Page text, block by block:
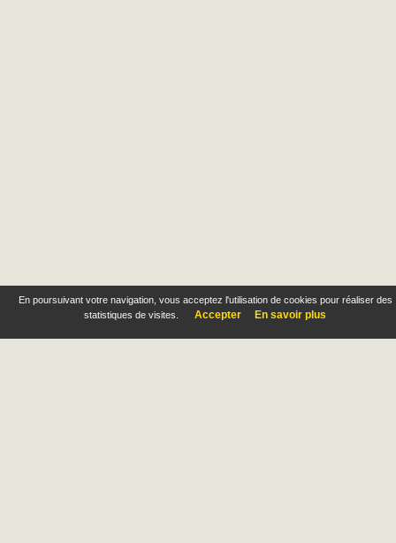
En poursuivant votre navigation, vous acceptez l'utilisation de cookies pour réaliser des
statistiques de visites.
Accepter En savoir plus